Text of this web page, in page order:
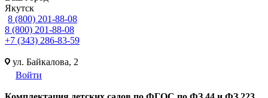
Якутск
8 (800) 201-88-08
8 (800) 201-88-08
+7 (343) 286-83-59
ул. Байкалова, 2
Войти